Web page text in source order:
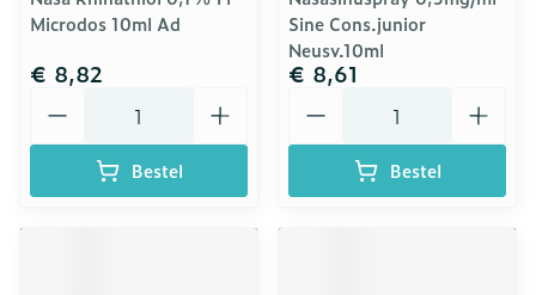
Microdos 10ml Ad
€ 8,82
Bestel
Sine Cons.junior
Neusv.10ml
€ 8,61
Bestel